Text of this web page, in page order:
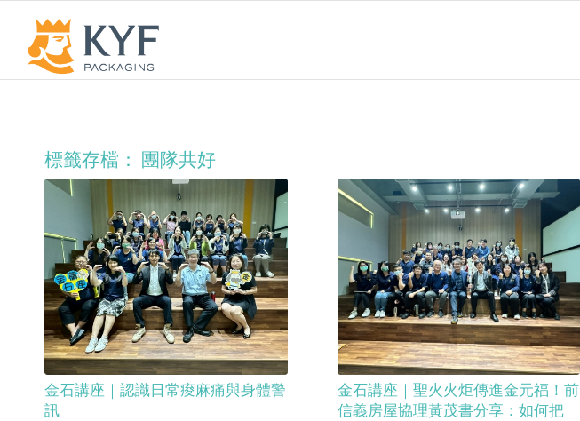
標籤存檔： 團隊共好
金石講座｜認識日常痠麻痛與身體警
訊
金石講座｜聖火火炬傳進金元福！前
信義房屋協理黃茂書分享：如何把